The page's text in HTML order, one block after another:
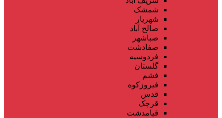
شمشک
شهریار
صالح آباد
صباشهر
صفادشت
فردوسیه
گلستان
فشم
فیروزکوه
قدس
قرچک
قیامدشت